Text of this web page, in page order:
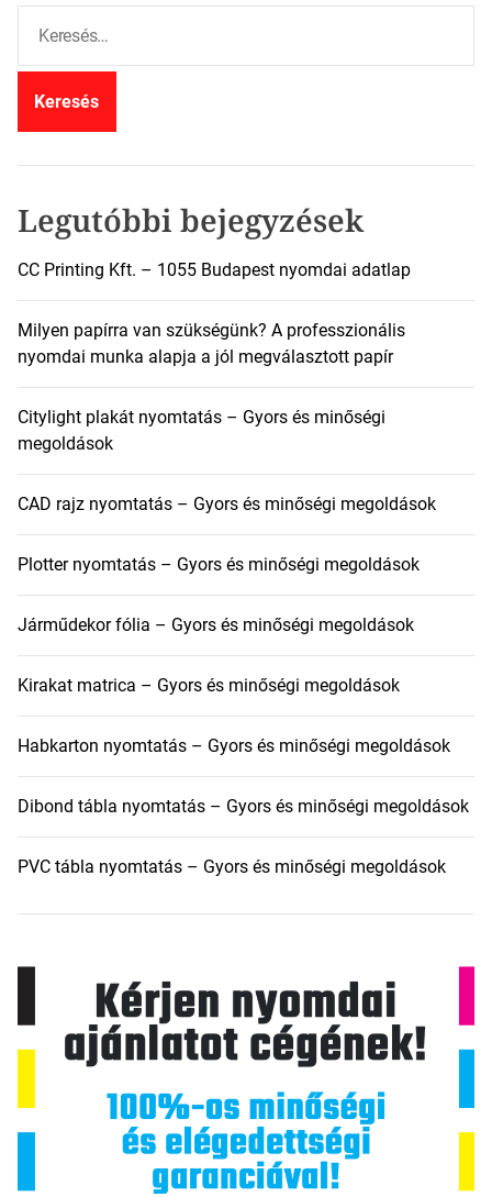
r
Legutóbbi bejegyzések
CC Printing Kft. – 1055 Budapest nyomdai adatlap
Milyen papírra van szükségünk? A professzionális
nyomdai munka alapja a jól megválasztott papír
Citylight plakát nyomtatás – Gyors és minőségi
megoldások
CAD rajz nyomtatás – Gyors és minőségi megoldások
Plotter nyomtatás – Gyors és minőségi megoldások
Járműdekor fólia – Gyors és minőségi megoldások
Kirakat matrica – Gyors és minőségi megoldások
Habkarton nyomtatás – Gyors és minőségi megoldások
Dibond tábla nyomtatás – Gyors és minőségi megoldások
PVC tábla nyomtatás – Gyors és minőségi megoldások